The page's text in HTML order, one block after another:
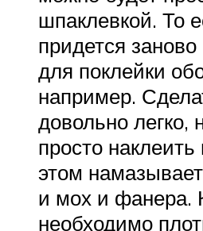
шпаклевкой. То
придется заново
для поклейки
например.
довольно легко,
просто
этом
и мох и фанера.
необходимо